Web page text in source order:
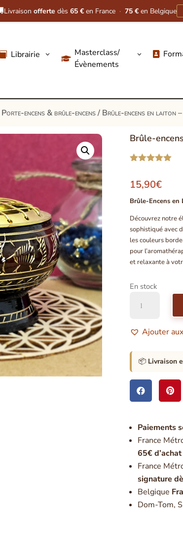
Livraison offerte dès 65 € en France · 75 € en Belgique
 Librairie 3

Masterclass/
Évènements
3 
Porte-encens & brûle-encens/ Brûle-encens en laiton
Brûle-
basé sur
client
15,90€
Brûle-Encens en
Découvrez notre
sophistiqué avec
les couleurs
pour
et relaxante à
En stock
encens
laiton
Incrustation
Or
Ajouter
📦 Livraison
 
Paiements
France
65€ d’achat
France
signature
Belgique
Dom-Tom,